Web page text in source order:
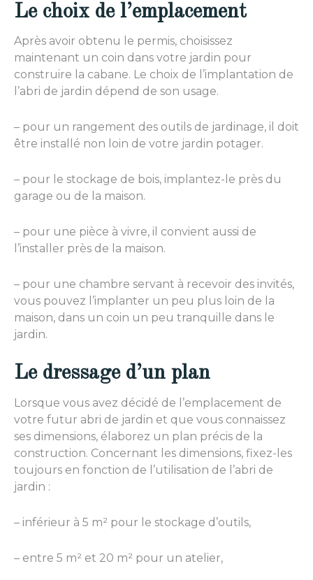
Le choix de l’emplacement
Après avoir obtenu le permis, choisissez
maintenant un coin dans votre jardin pour
construire la cabane. Le choix de l’implantation de
l’abri de jardin dépend de son usage.
– pour un rangement des outils de jardinage, il doit
être installé non loin de votre jardin potager.
– pour le stockage de bois, implantez-le près du
garage ou de la maison.
– pour une pièce à vivre, il convient aussi de
l’installer près de la maison.
– pour une chambre servant à recevoir des invités,
vous pouvez l’implanter un peu plus loin de la
maison, dans un coin un peu tranquille dans le
jardin.
Le dressage d’un plan
Lorsque vous avez décidé de l’emplacement de
votre futur abri de jardin et que vous connaissez
ses dimensions, élaborez un plan précis de la
construction. Concernant les dimensions, fixez-les
toujours en fonction de l’utilisation de l’abri de
jardin :
– inférieur à 5 m² pour le stockage d’outils,
– entre 5 m² et 20 m² pour un atelier,